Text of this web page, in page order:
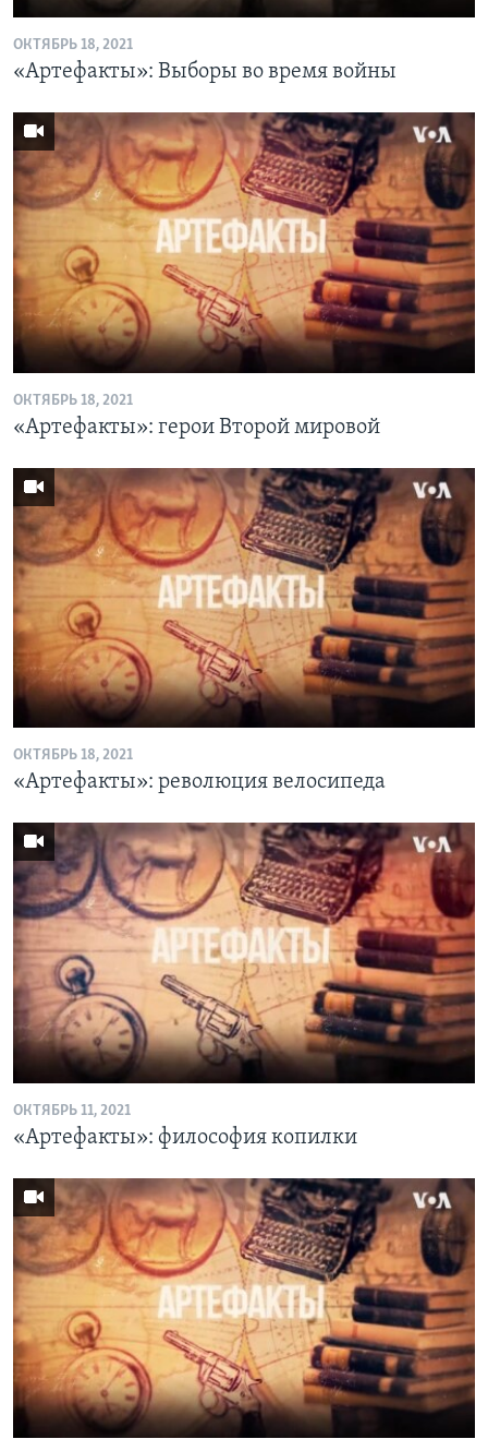
ОКТЯБРЬ 18, 2021
«Артефакты»: Выборы во время войны
ОКТЯБРЬ 18, 2021
«Артефакты»: герои Второй мировой
ОКТЯБРЬ 18, 2021
«Артефакты»: революция велосипеда
ОКТЯБРЬ 11, 2021
«Артефакты»: философия копилки